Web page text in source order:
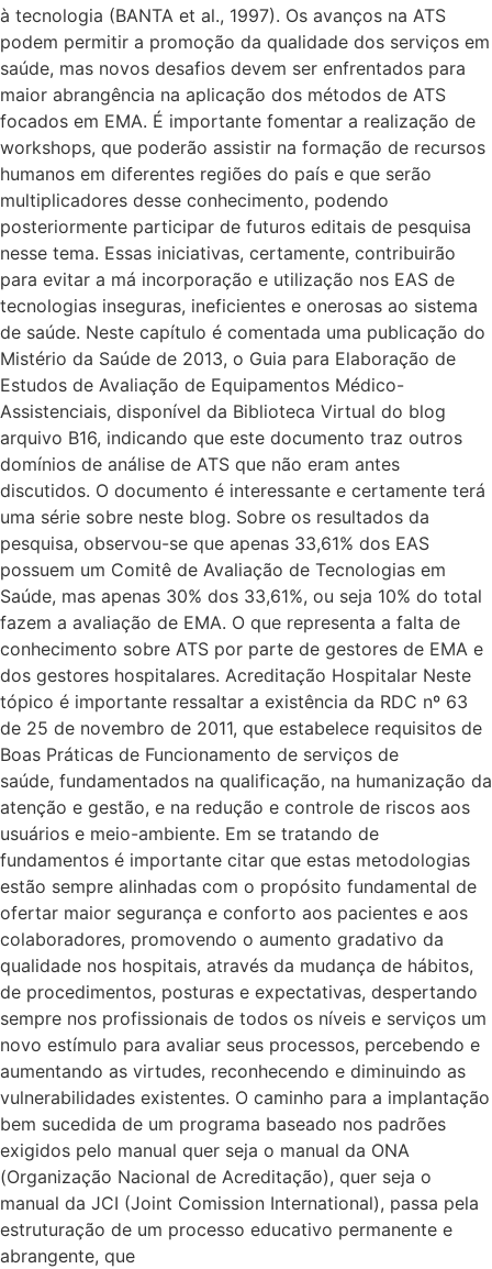
à tecnologia (BANTA et al., 1997). Os avanços na ATS
podem permitir a promoção da qualidade dos serviços em
saúde, mas novos desafios devem ser enfrentados para
maior abrangência na aplicação dos métodos de ATS
focados em EMA. É importante fomentar a realização de
workshops, que poderão assistir na formação de recursos
humanos em diferentes regiões do país e que serão
multiplicadores desse conhecimento, podendo
posteriormente participar de futuros editais de pesquisa
nesse tema. Essas iniciativas, certamente, contribuirão
para evitar a má incorporação e utilização nos EAS de
tecnologias inseguras, ineficientes e onerosas ao sistema
de saúde. Neste capítulo é comentada uma publicação do
Mistério da Saúde de 2013, o Guia para Elaboração de
Estudos de Avaliação de Equipamentos Médico-
Assistenciais, disponível da Biblioteca Virtual do blog
arquivo B16, indicando que este documento traz outros
domínios de análise de ATS que não eram antes
discutidos. O documento é interessante e certamente terá
uma série sobre neste blog. Sobre os resultados da
pesquisa, observou-se que apenas 33,61% dos EAS
possuem um Comitê de Avaliação de Tecnologias em
Saúde, mas apenas 30% dos 33,61%, ou seja 10% do total
fazem a avaliação de EMA. O que representa a falta de
conhecimento sobre ATS por parte de gestores de EMA e
dos gestores hospitalares. Acreditação Hospitalar Neste
tópico é importante ressaltar a existência da RDC nº 63
de 25 de novembro de 2011, que estabelece requisitos de
Boas Práticas de Funcionamento de serviços de
saúde, fundamentados na qualificação, na humanização da
atenção e gestão, e na redução e controle de riscos aos
usuários e meio-ambiente. Em se tratando de
fundamentos é importante citar que estas metodologias
estão sempre alinhadas com o propósito fundamental de
ofertar maior segurança e conforto aos pacientes e aos
colaboradores, promovendo o aumento gradativo da
qualidade nos hospitais, através da mudança de hábitos,
de procedimentos, posturas e expectativas, despertando
sempre nos profissionais de todos os níveis e serviços um
novo estímulo para avaliar seus processos, percebendo e
aumentando as virtudes, reconhecendo e diminuindo as
vulnerabilidades existentes. O caminho para a implantação
bem sucedida de um programa baseado nos padrões
exigidos pelo manual quer seja o manual da ONA
(Organização Nacional de Acreditação), quer seja o
manual da JCI (Joint Comission International), passa pela
estruturação de um processo educativo permanente e
abrangente, que